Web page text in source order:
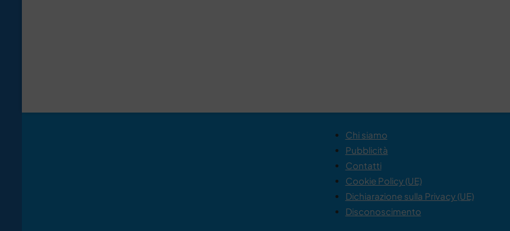
Chi siamo
Pubblicità
Contatti
Cookie Policy (UE)
Dichiarazione sulla Privacy (UE)
Disconoscimento